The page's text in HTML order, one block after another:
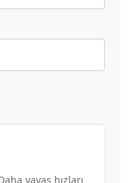
yavaş hızları